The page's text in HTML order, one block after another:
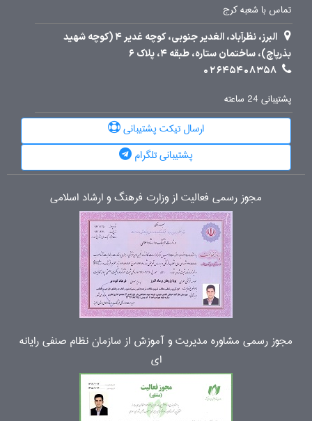
تماس با شعبه کرج
البرز، نظرآباد، الغدیر جنوبی، کوچه غدیر 4 (کوچه شهید
بذرپاچ)، ساختمان ستاره، طبقه 4، پلاک 6
02645408358
پشتیبانی 24 ساعته
ارسال تیکت پشتیبانی
پشتیبانی تلگرام
مجوز رسمی فعالیت از وزارت فرهنگ و ارشاد اسلامی
مجوز رسمی مشاوره مدیریت و آموزش از سازمان نظام صنفی رایانه
ای